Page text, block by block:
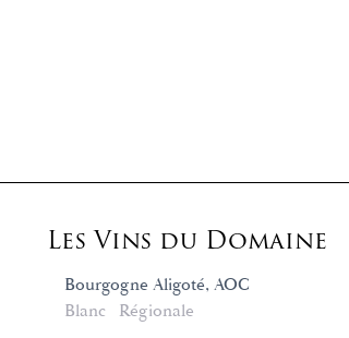
Les Vins du Domaine
Bourgogne Aligoté, AOC
Blanc
Régionale